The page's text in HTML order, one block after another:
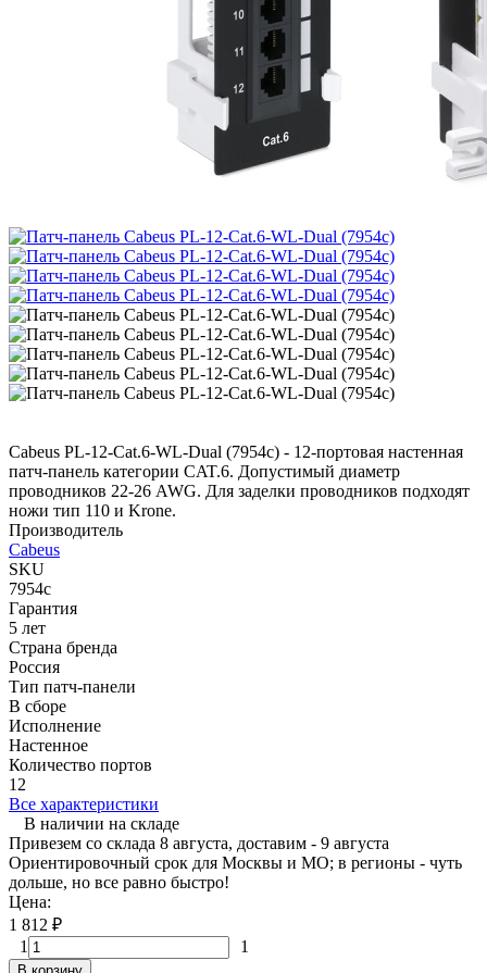
Cabeus PL-12-Cat.6-WL-Dual (7954c) - 12-портовая настенная
патч-панель категории CAT.6. Допустимый диаметр
проводников 22-26 AWG. Для заделки проводников подходят
ножи тип 110 и Krone.
Производитель
Cabeus
SKU
7954c
Гарантия
5 лет
Страна бренда
Россия
Тип патч-панели
В сборе
Исполнение
Настенное
Количество портов
12
Все характеристики
В наличии на складе
Привезем со склада 8 августа, доставим - 9 августа
Ориентировочный срок для Москвы и МО; в регионы - чуть
дольше, но все равно быстро!
Цена:
1 812 ₽
1
1